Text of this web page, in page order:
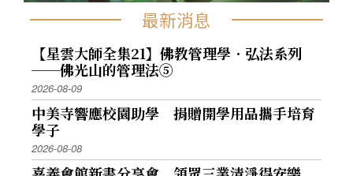
最新消息
【星雲大師全集21】佛教管理學．弘法系列
──佛光山的管理法⑤
2026-08-09
中美寺響應校園助學 捐贈開學用品攜手培育
學子
2026-08-08